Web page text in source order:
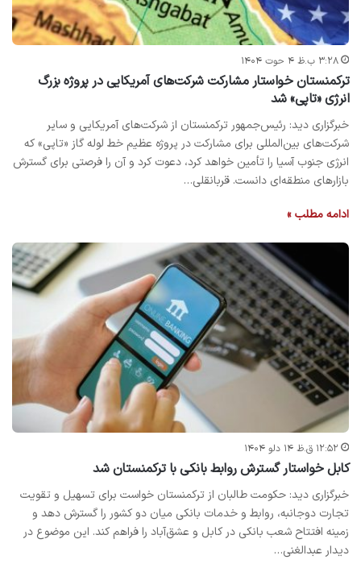
۳:۲۸ ب.ظ ۴ حوت ۱۴۰۴
ترکمنستان خواستار مشارکت شرکت‌های آمریکایی در پروژه بزرگ
انرژی «تاپی» شد
خبرگزاری دید: رئیس‌جمهور ترکمنستان از شرکت‌های آمریکایی و سایر
شرکت‌های بین‌المللی برای مشارکت در پروژه عظیم خط لوله گاز «تاپی» که
انرژی جنوب آسیا را تأمین خواهد کرد، دعوت کرد و آن را فرصتی برای گسترش
بازارهای منطقه‌ای دانست. قربانقلی…
ادامه مطلب »
۱۲:۵۲ ق.ظ ۱۴ دلو ۱۴۰۴
کابل خواستار گسترش روابط بانکی با ترکمنستان شد
خبرگزاری دید: حکومت طالبان از ترکمنستان خواست برای تسهیل و تقویت
تجارت دوجانبه، روابط و خدمات بانکی میان دو کشور را گسترش دهد و
زمینه افتتاح شعب بانکی در کابل و عشق‌آباد را فراهم کند. این موضوع در
دیدار عبدالغنی…